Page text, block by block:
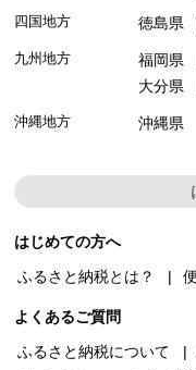
四国地方 徳島県
九州地方 福岡県
大分県
沖縄地方 沖縄県
はじめての方へ
ふるさと納税とは？
よくあるご質問
ふるさと納税について